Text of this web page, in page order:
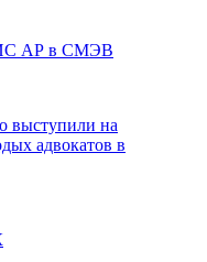
АР в СМЭВ
выступили на
адвокатов в